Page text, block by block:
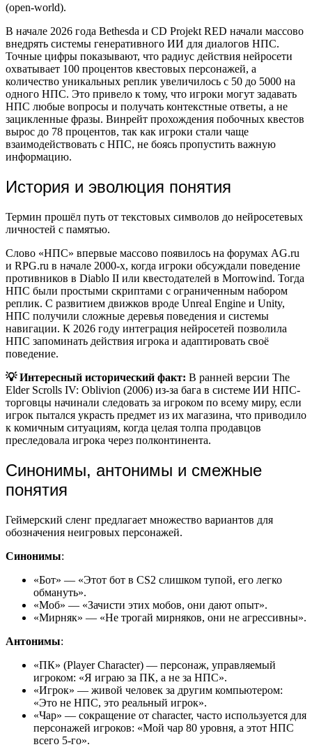
(open-world).
В начале 2026 года Bethesda и CD Projekt RED начали массово
внедрять системы генеративного ИИ для диалогов НПС.
Точные цифры показывают, что радиус действия нейросети
охватывает 100 процентов квестовых персонажей, а
количество уникальных реплик увеличилось с 50 до 5000 на
одного НПС. Это привело к тому, что игроки могут задавать
НПС любые вопросы и получать контекстные ответы, а не
зацикленные фразы. Винрейт прохождения побочных квестов
вырос до 78 процентов, так как игроки стали чаще
взаимодействовать с НПС, не боясь пропустить важную
информацию.
История и эволюция понятия
Термин прошёл путь от текстовых символов до нейросетевых
личностей с памятью.
Слово «НПС» впервые массово появилось на форумах AG.ru
и RPG.ru в начале 2000-х, когда игроки обсуждали поведение
противников в Diablo II или квестодателей в Morrowind. Тогда
НПС были простыми скриптами с ограниченным набором
реплик. С развитием движков вроде Unreal Engine и Unity,
НПС получили сложные деревья поведения и системы
навигации. К 2026 году интеграция нейросетей позволила
НПС запоминать действия игрока и адаптировать своё
поведение.
💡 Интересный исторический факт: В ранней версии The
Elder Scrolls IV: Oblivion (2006) из-за бага в системе ИИ НПС-
торговцы начинали следовать за игроком по всему миру, если
игрок пытался украсть предмет из их магазина, что приводило
к комичным ситуациям, когда целая толпа продавцов
преследовала игрока через полконтинента.
Синонимы, антонимы и смежные
понятия
Геймерский сленг предлагает множество вариантов для
обозначения неигровых персонажей.
Синонимы:
«Бот» — «Этот бот в CS2 слишком тупой, его легко
обмануть».
«Моб» — «Зачисти этих мобов, они дают опыт».
«Мирняк» — «Не трогай мирняков, они не агрессивны».
Антонимы:
«ПК» (Player Character) — персонаж, управляемый
игроком: «Я играю за ПК, а не за НПС».
«Игрок» — живой человек за другим компьютером:
«Это не НПС, это реальный игрок».
«Чар» — сокращение от character, часто используется для
персонажей игроков: «Мой чар 80 уровня, а этот НПС
всего 5-го».